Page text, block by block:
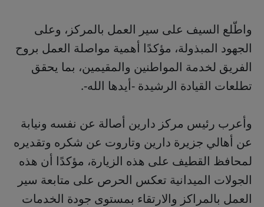
واطّلع السيف على سير العمل بالمركز، وعلى
الجهود المبذولة، مؤكدًا أهمية مواصلة العمل بروح
الفريق لخدمة المواطنين والمقيمين، بما يحقق
تطلعات القيادة الرشيدة -أيدها الله-.
وأعرب رئيس مركز دارين أصالة عن نفسه ونيابة
عن أهالي جزيرة دارين وتاروت عن شكره وتقديره
لمحافظ القطيف على هذه الزيارة، مؤكدًا أن هذه
الجولات الميدانية تعكس الحرص على متابعة سير
العمل بالمراكز والارتقاء بمستوى جودة الخدمات